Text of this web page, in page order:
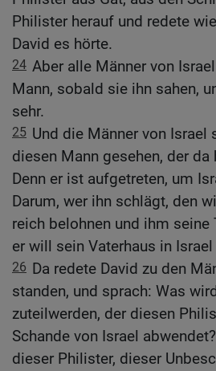
Philister herauf und redete
David es hörte.
24 Aber alle Männer von
Mann, sobald sie ihn sahen,
sehr.
25 Und die Männer von Israel
diesen Mann gesehen, der
Denn er ist aufgetreten, um
Darum, wer ihn schlägt, den
reich belohnen und ihm seine
er will sein Vaterhaus in
26 Da redete David zu den
standen, und sprach: Was
zuteilwerden, der diesen
Schande von Israel
dieser Philister, dieser